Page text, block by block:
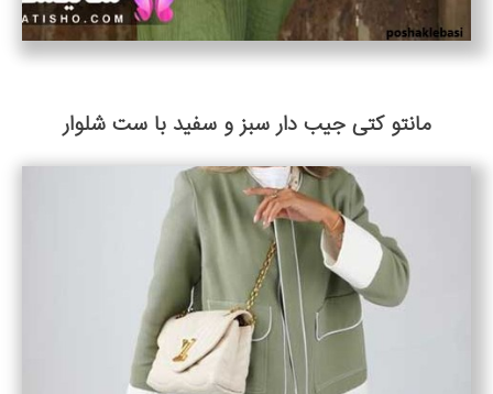
مانتو کتی جیب دار سبز و سفید با ست شلوار